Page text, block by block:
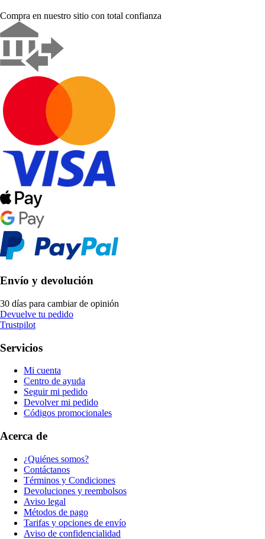
Compra en nuestro sitio con total confianza
Envío y devolución
30 días para cambiar de opinión
Devuelve tu pedido
Trustpilot
Servicios
Mi cuenta
Centro de ayuda
Seguir mi pedido
Devolver mi pedido
Códigos promocionales
Acerca de
¿Quiénes somos?
Contáctanos
Términos y Condiciones
Devoluciones y reembolsos
Aviso legal
Métodos de pago
Tarifas y opciones de envío
Aviso de confidencialidad